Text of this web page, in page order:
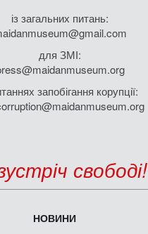
із загальних питань:
для ЗМІ:
запобігання корупції:
свободі!
НОВИНИ